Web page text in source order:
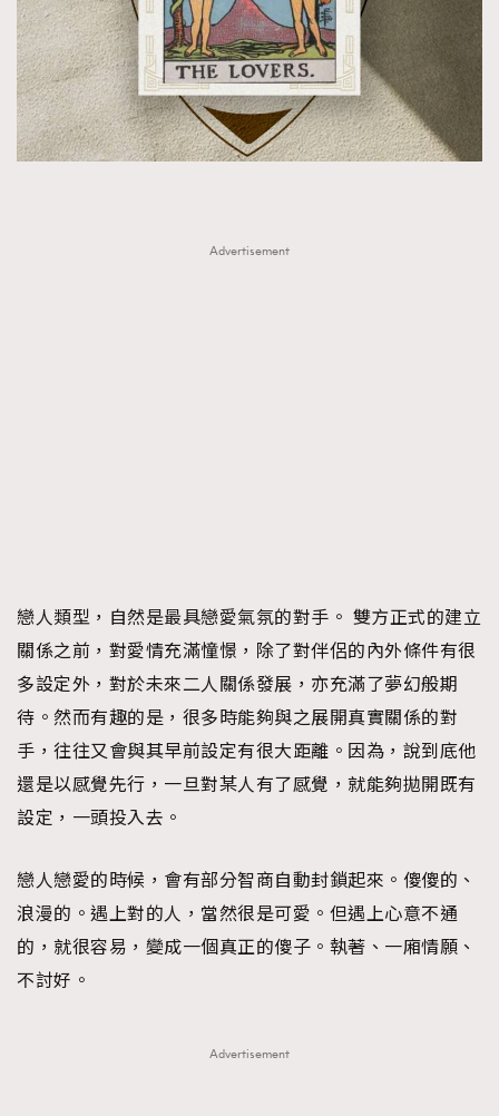
Advertisement
戀人類型，自然是最具戀愛氣氛的對手。 雙方正式的建立
關係之前，對愛情充滿憧憬，除了對伴侶的內外條件有很
多設定外，對於未來二人關係發展，亦充滿了夢幻般期
待。然而有趣的是，很多時能夠與之展開真實關係的對
手，往往又會與其早前設定有很大距離。因為，說到底他
還是以感覺先行，一旦對某人有了感覺，就能夠拋開既有
設定，一頭投入去。
戀人戀愛的時候，會有部分智商自動封鎖起來。傻傻的、
浪漫的。遇上對的人，當然很是可愛。但遇上心意不通
的，就很容易，變成一個真正的傻子。執著、一廂情願、
不討好。
Advertisement